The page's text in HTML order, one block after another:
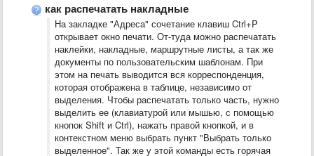
как распечатать накладные
На закладке "Адреса" сочетание клавиш Ctrl+P
открывает окно печати. От-туда можно распечатать
наклейки, накладные, маршрутные листы, а так же
документы по пользовательским шаблонам. При
этом на печать выводится вся корреспонденция,
которая отображена в таблице, независимо от
выделения. Чтобы распечатать только часть, нужно
выделить ее (клавиатурой или мышью, с помощью
кнопок Shift и Ctrl), нажать правой кнопкой, и в
контекстном меню выбрать пункт "Выбрать только
выделенное". Так же у этой команды есть горячая